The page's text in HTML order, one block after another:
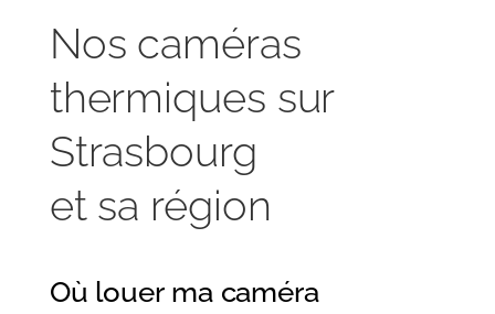
Nos caméras
thermiques sur
Strasbourg
et sa région
Où louer ma caméra